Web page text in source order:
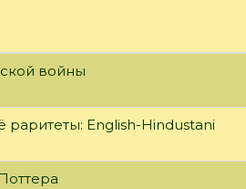
войны
раритеты: English-Hindustani